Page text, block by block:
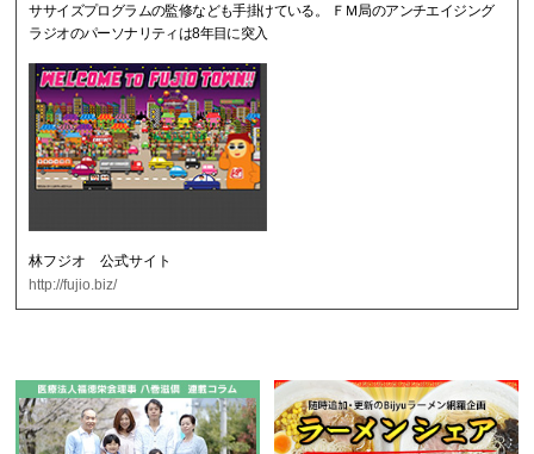
ササイズプログラムの監修なども手掛けている。 ＦＭ局のアンチエイジング
ラジオのパーソナリティは8年目に突入
林フジオ 公式サイト
http://fujio.biz/